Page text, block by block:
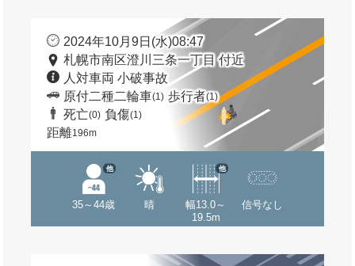
2024年10月9日(水)08:47
札幌市南区澄川三条一丁目 付近
人対車両 小破事故
原付二種二輪車(1) 歩行者(1)
死亡(0) 負傷(1)
距離196m
35～44歳
他
晴
幅13.0～
19.5m
他
信号なし